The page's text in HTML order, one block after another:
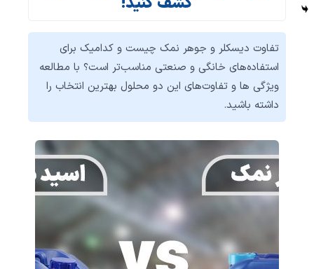
تفاوت دیسکلر و جوهر نمک چیست و کدامیک برای
استفاده‌های خانگی و صنعتی مناسب‌تر است؟ با مطالعه
ویژگی ها و تفاوت‌های این دو محلول بهترین انتخاب را
داشته باشید.